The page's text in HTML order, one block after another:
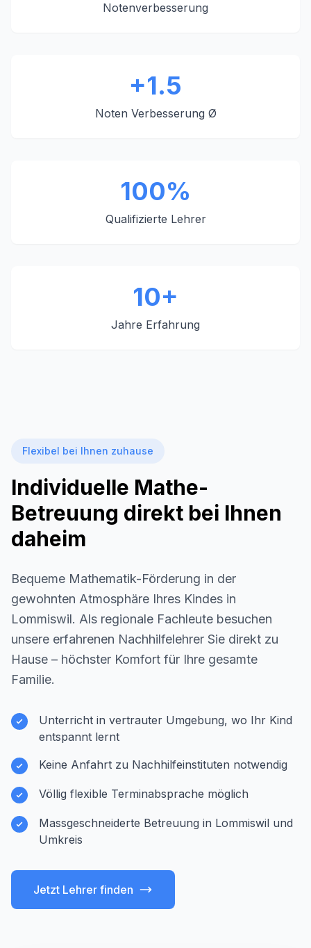
Notenverbesserung
+1.5
Noten Verbesserung Ø
100%
Qualifizierte Lehrer
10+
Jahre Erfahrung
Flexibel bei Ihnen zuhause
Individuelle Mathe-
Betreuung direkt bei Ihnen
daheim
Bequeme Mathematik-Förderung in der
gewohnten Atmosphäre Ihres Kindes in
Lommiswil. Als regionale Fachleute besuchen
unsere erfahrenen Nachhilfelehrer Sie direkt zu
Hause – höchster Komfort für Ihre gesamte
Familie.
Unterricht in vertrauter Umgebung, wo Ihr Kind
entspannt lernt
Keine Anfahrt zu Nachhilfeinstituten notwendig
Völlig flexible Terminabsprache möglich
Massgeschneiderte Betreuung in Lommiswil und
Umkreis
Jetzt Lehrer finden